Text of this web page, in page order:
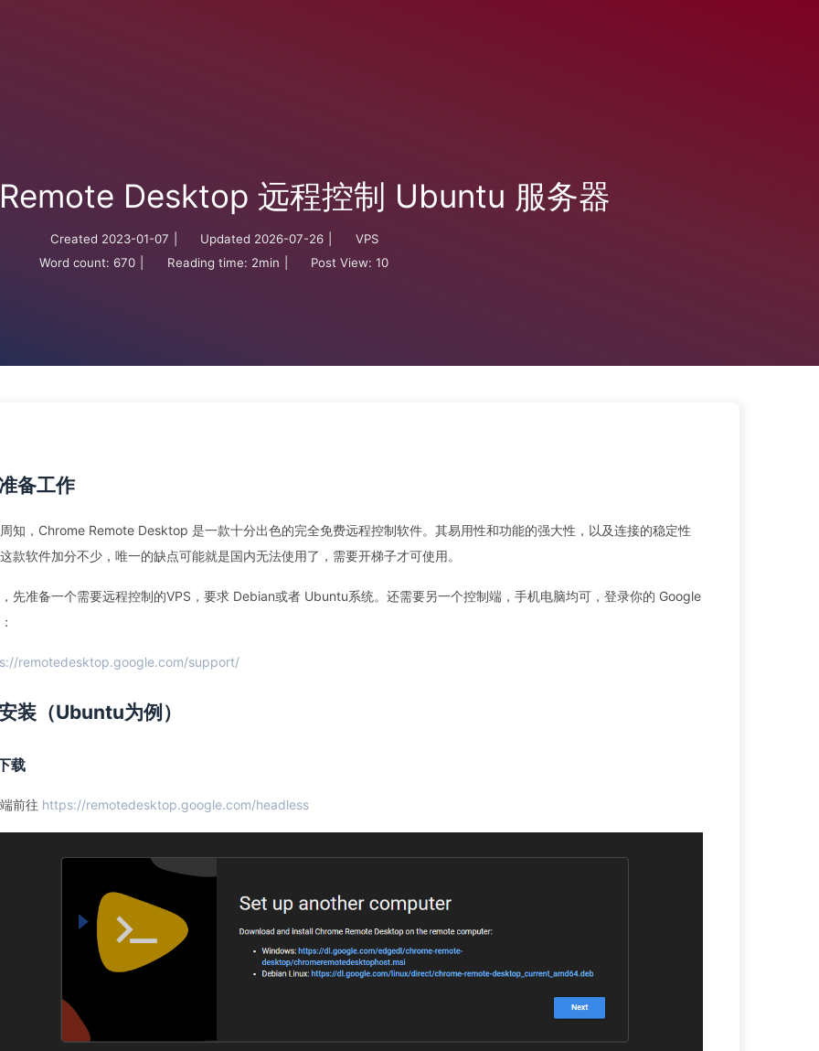
Desktop 远程控制 Ubuntu 服务器
Created 2023-01-07 Updated 2026-07-26
VPS
Word count: 670 Reading time: 2min Post View: 10
备工作
知，Chrome Remote Desktop 是一款十分出色的完全免费远程控制软件。其易用性和功能的强大性，以及连接的稳定性
款软件加分不少，唯一的缺点可能就是国内无法使用了，需要开梯子才可使用。
先准备一个需要远程控制的VPS，要求 Debian或者 Ubuntu系统。还需要另一个控制端，手机电脑均可，登录你的 Google
remotedesktop.google.com/support/
装（Ubuntu为例）
载
前往 https://remotedesktop.google.com/headless